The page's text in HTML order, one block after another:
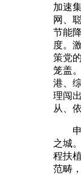
加速
网、
节能
度。
策党
笼盖
港、
理闯
从、
申
之城
程扶
范畴